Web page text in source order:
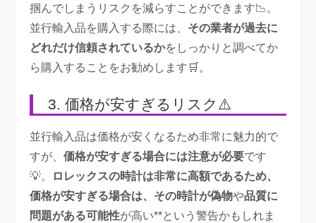
掴んでしまうリスクを減らすことができます📉。
並行輸入品を購入する際には、 その業者が過去に
どれだけ信頼されているかをしっかりと調べてか
ら購入することをお勧めします🛒。
3. 価格が安すぎるリスク⚠️
並行輸入品は価格が安くなるため非常に魅力的で
すが、価格が安すぎる場合には注意が必要です
💡。
ロレックスの時計は非常に高額であるため、
価格が安すぎる場合は、 その時計が偽物や品質に
問題がある可能性が高い**という警告かもしれま